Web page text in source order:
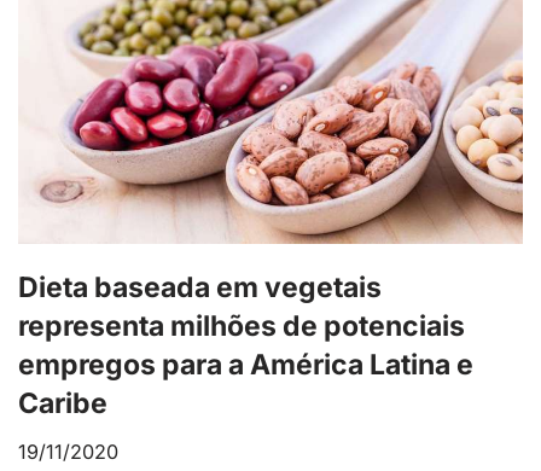
Dieta baseada em vegetais
representa milhões de potenciais
empregos para a América Latina e
Caribe
19/11/2020